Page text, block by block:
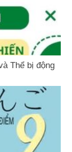
Thể bị động